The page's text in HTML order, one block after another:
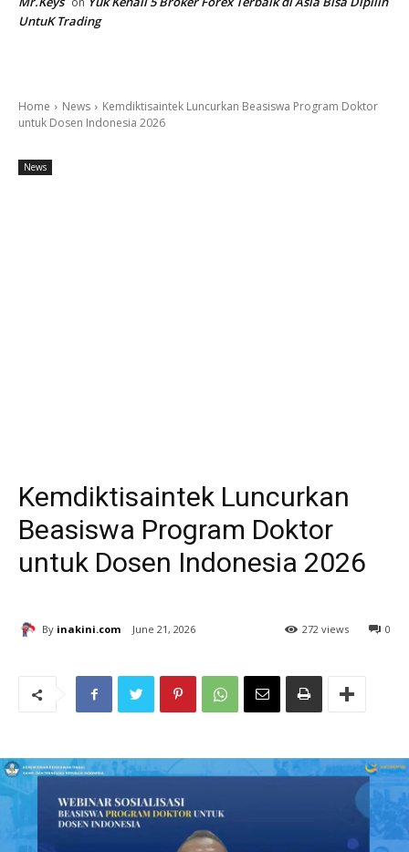
UntuK Trading